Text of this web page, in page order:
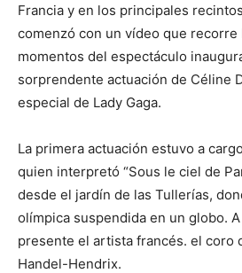
Francia y en los principales
comenzó con un vídeo que recorre
momentos del espectáculo
sorprendente actuación de Céline
especial de Lady Gaga.
La primera actuación estuvo a
quien interpretó “Sous le ciel de
desde el jardín de las Tullerías,
olímpica suspendida en un globo.
presente el artista francés. el coro
Handel-Hendrix.